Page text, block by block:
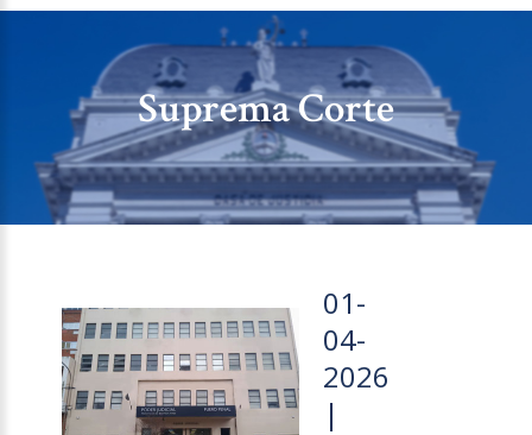
Suprema Corte
01-
04-
2026
|